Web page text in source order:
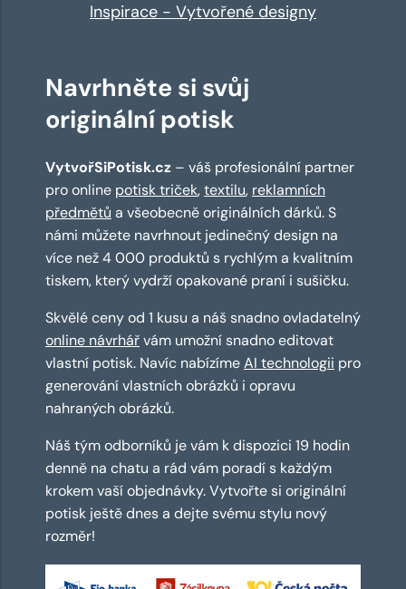
Inspirace - Vytvořené designy
Navrhněte si svůj
originální potisk
VytvořSiPotisk.cz – váš profesionální partner
pro online potisk triček,textilu, reklamních
předmětů a všeobecně originálních dárků. S
námi můžete navrhnout jedinečný design na
více než 4 000 produktů s rychlým a kvalitním
tiskem, který vydrží opakované praní i sušičku.
Skvělé ceny od 1 kusu a náš snadno ovladatelný
online návrhářvám umožní snadno editovat
vlastní potisk. Navíc nabízímeAI technologii pro
generování vlastních obrázků i opravu
nahraných obrázků.
Náš tým odborníků je vám k dispozici 19 hodin
denně na chatu a rád vám poradí s každým
krokem vaší objednávky. Vytvořte si originální
potisk ještě dnes a dejte svému stylu nový
rozměr!